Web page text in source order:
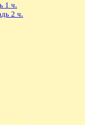
1 ч.
2 ч.